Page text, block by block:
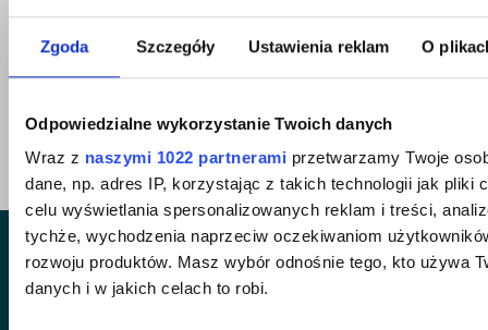
Zgoda Szczegóły Ustawienia reklam O
Odpowiedzialne wykorzystanie Twoich danych
Wraz z naszymi 1022 partnerami przetwarzamy Twoje
dane, np. adres IP, korzystając z takich technologii jak pliki
celu wyświetlania spersonalizowanych reklam i treści,
tychże, wychodzenia naprzeciw oczekiwaniom
rozwoju produktów. Masz wybór odnośnie tego, kto używa
danych i w jakich celach to robi.